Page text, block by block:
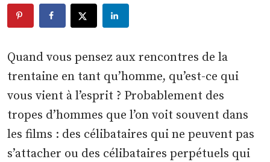
Quand vous pensez aux rencontres de la
trentaine en tant qu’homme, qu’est-ce qui
vous vient à l’esprit ? Probablement des
tropes d’hommes que l’on voit souvent dans
les films : des célibataires qui ne peuvent pas
s’attacher ou des célibataires perpétuels qui